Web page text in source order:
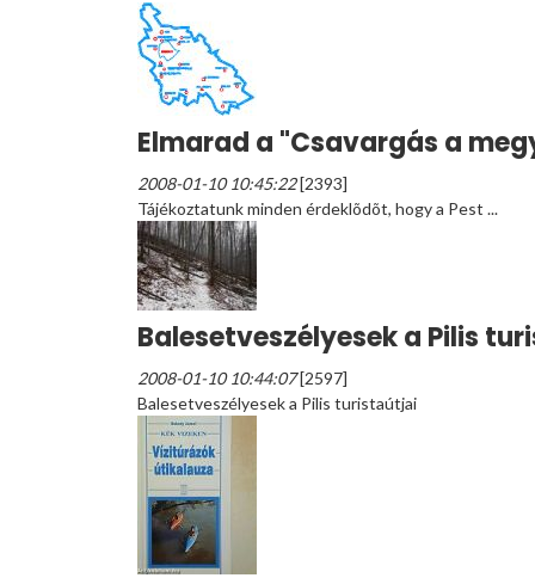
Elmarad a "Csavargás a
2008-01-10 10:45:22[2393]
Tájékoztatunk minden érdeklõdõt, hogy a Pest ...
Balesetveszélyesek a Pilis
2008-01-10 10:44:07[2597]
Balesetveszélyesek a Pilis turistaútjai